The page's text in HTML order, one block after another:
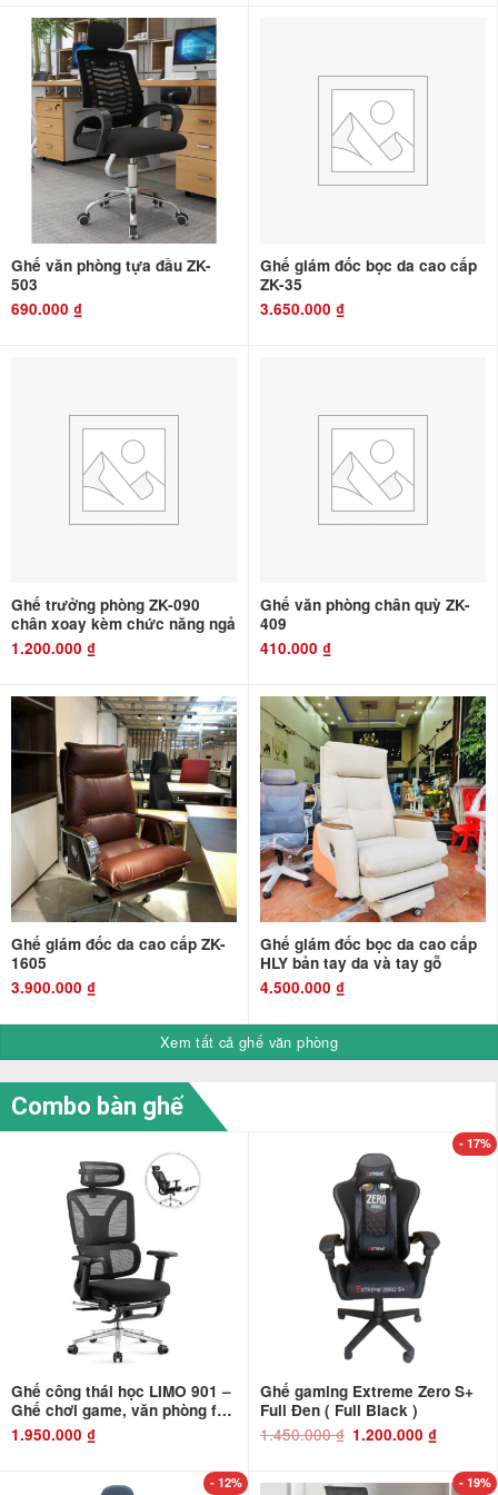
Ghế văn phòng tựa đầu ZK-
503
690.000 ₫
Ghế giám đốc bọc da cao cấp
ZK-35
3.650.000 ₫
Ghế trưởng phòng ZK-090
chân xoay kèm chức năng ngả
1.200.000 ₫
Ghế văn phòng chân quỳ ZK-
409
410.000 ₫
Ghế giám đốc da cao cấp ZK-
1605
3.900.000 ₫
Ghế giám đốc bọc da cao cấp
HLY bản tay da và tay gỗ
4.500.000 ₫
Xem tất cả ghế văn phòng
Combo bàn ghế
Ghế công thái học LIMO 901 –
Ghế chơi game, văn phòng full
chức năng xoay ngả 150 độ,
có kèm kê chân
1.950.000 ₫
- 17%
Ghế gaming Extreme Zero S+
Full Đen ( Full Black )
1.450.000₫ Giá
gốc
1.200.000₫Giá
hiện
1.200.000
- 12% - 19%